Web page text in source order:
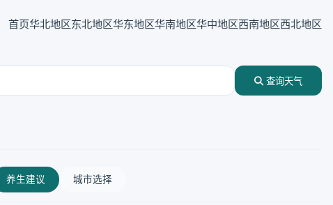
首页华北地区东北地区华东地区华南地区华中地区西南地区西北地区
查询天气
养生建议 城市选择